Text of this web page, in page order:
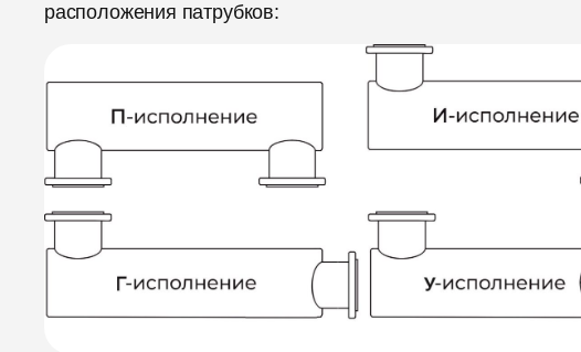
расположения патрубков: